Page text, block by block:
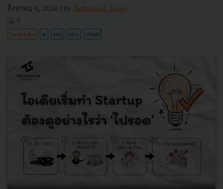
สิงหาคม 6, 2026 | By Techsauce Team
0
Tech & Biz AI SSD GPU DRAM